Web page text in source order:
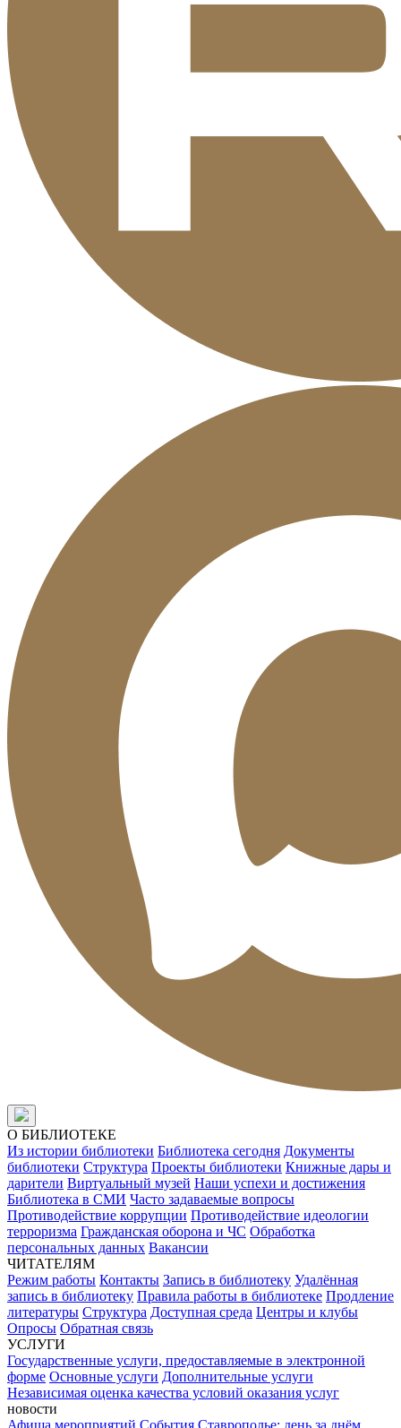
О БИБЛИОТЕКЕ
Из истории библиотеки Библиотека сегодня Документы
библиотеки Структура Проекты библиотеки Книжные дары и
дарители Виртуальный музей Наши успехи и достижения
Библиотека в СМИ Часто задаваемые вопросы
Противодействие коррупции Противодействие идеологии
терроризма Гражданская оборона и ЧС Обработка
персональных данных Вакансии
ЧИТАТЕЛЯМ
Режим работы Контакты Запись в библиотеку Удалённая
запись в библиотеку Правила работы в библиотеке Продление
литературы Структура Доступная среда Центры и клубы
Опросы Обратная связь
УСЛУГИ
Государственные услуги, предоставляемые в электронной
форме Основные услуги Дополнительные услуги
Независимая оценка качества условий оказания услуг
новости
Афиша мероприятий События Ставрополье: день за днём